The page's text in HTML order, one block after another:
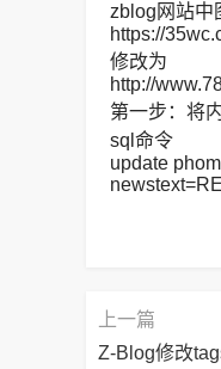
zblog网站中
https://
修改为
http://
第一步：将
sql命令
update
上一篇
Z-Blog修改